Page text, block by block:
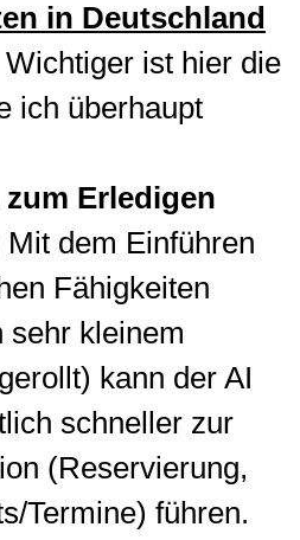
in Deutschland
ist hier die
ich überhaupt
Erledigen
Mit dem Einführen
Fähigkeiten
sehr kleinem
kann der AI
schneller zur
(Reservierung,
Termine) führen.